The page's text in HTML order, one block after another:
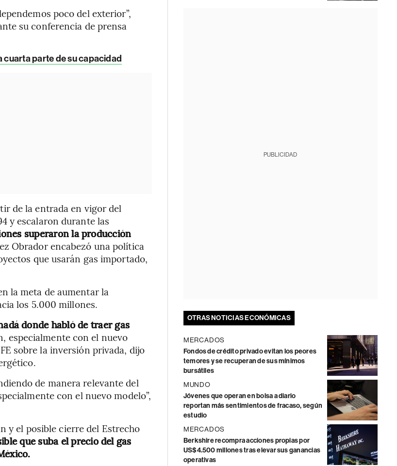
poco del exterior”,
su conferencia de prensa
cuarta parte de su capacidad
de la entrada en vigor del
y escalaron durante las
superaron la producción
Obrador encabezó una política
que usarán gas importado,
la meta de aumentar la
los 5.000 millones.
donde habló de traer gas
especialmente con el nuevo
sobre la inversión privada, dijo
de manera relevante del
con el nuevo modelo”,
y el posible cierre del Estrecho
que suba el precio del gas
PUBLICIDAD
OTRAS NOTICIAS ECONÓMICAS
MERCADOS
Fondos de crédito privado evitan los peores
temores y se recuperan de sus mínimos
bursátiles
MUNDO
Jóvenes que operan en bolsa a diario
reportan más sentimientos de fracaso, según
estudio
MERCADOS
Berkshire recompra acciones propias por
US$4.500 millones tras elevar sus ganancias
operativas